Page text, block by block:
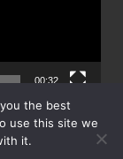
00:32
the best
use this site we
it.